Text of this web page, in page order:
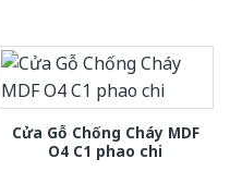
Cửa Gỗ Chống Cháy MDF
O4 C1 phao chi